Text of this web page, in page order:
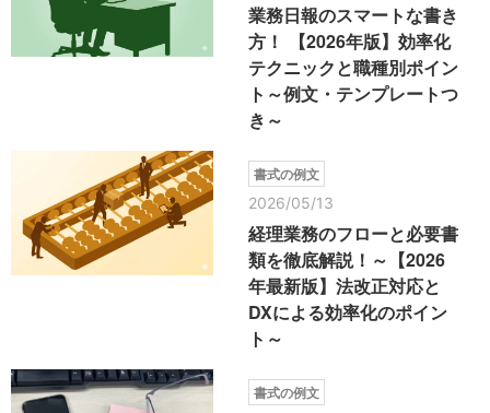
業務日報のスマートな書き
方！ 【2026年版】効率化
テクニックと職種別ポイン
ト～例文・テンプレートつ
き～
書式の例文
2026/05/13
経理業務のフローと必要書
類を徹底解説！～【2026
年最新版】法改正対応と
DXによる効率化のポイン
ト～
書式の例文